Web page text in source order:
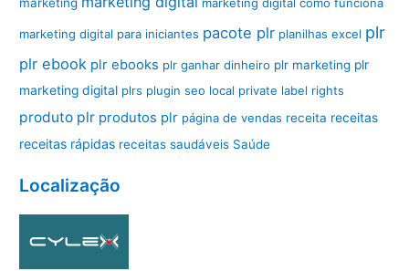
marketing digital para iniciantes pacote plr planilhas excel plr
plr ebook plr ebooks plr ganhar dinheiro plr marketing plr
marketing digital plrs plugin seo local private label rights
produto plr produtos plr página de vendas receita receitas
receitas rápidas receitas saudáveis Saúde
Localização